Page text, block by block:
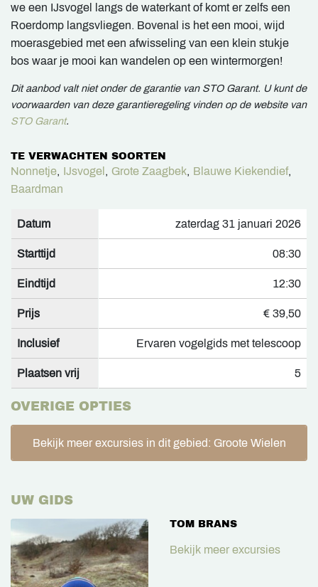
we een IJsvogel langs de waterkant of komt er zelfs een
Roerdomp langsvliegen. Bovenal is het een mooi, wijd
moerasgebied met een afwisseling van een klein stukje
bos waar je mooi kan wandelen op een wintermorgen!
Dit aanbod valt niet onder de garantie van STO Garant. U kunt de
voorwaarden van deze garantieregeling vinden op de website van
STO Garant.
TE VERWACHTEN SOORTEN
Nonnetje, IJsvogel , Grote Zaagbek, Blauwe Kiekendief,
Baardman
Datum zaterdag 31 januari 2026
Starttijd 08:30
Eindtijd 12:30
Prijs € 39,50
Inclusief Ervaren vogelgids met telescoop
Plaatsen vrij 5
OVERIGE OPTIES
Bekijk meer excursies in dit gebied: Groote Wielen
UW GIDS
TOM BRANS
Bekijk meer excursies